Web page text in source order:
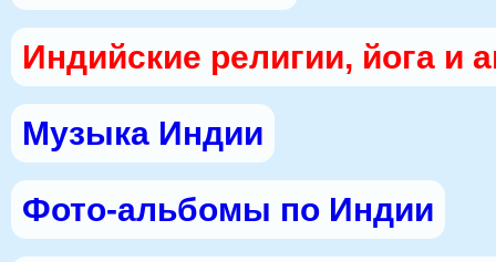
Индийские религии, йога и
Музыка Индии
Фото-альбомы по Индии